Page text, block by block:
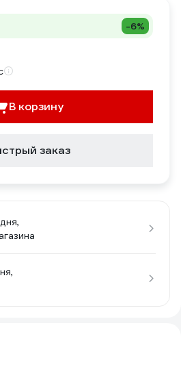
-6%
В корзину
заказ